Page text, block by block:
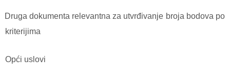
Druga dokumenta relevantna za utvrđivanje broja bodova po
kriterijima
Opći uslovi